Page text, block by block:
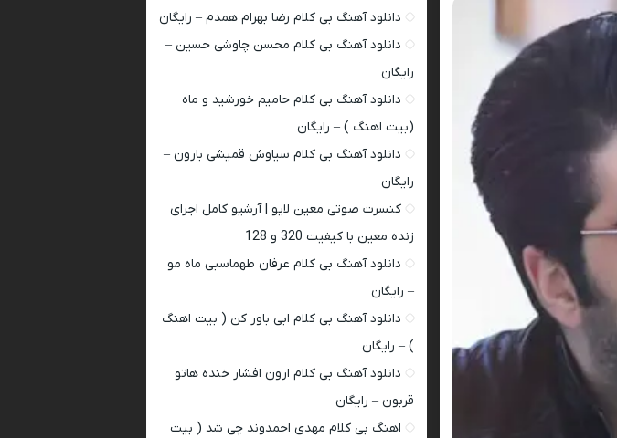
دانلود آهنگ بی کلام رضا بهرام همدم – رایگان
دانلود آهنگ بی کلام محسن چاوشی حسین –
رایگان
دانلود آهنگ بی کلام حامیم خورشید و ماه
(بیت اهنگ ) – رایگان
دانلود آهنگ بی کلام سیاوش قمیشی بارون –
رایگان
کنسرت صوتی معین لایو | آرشیو کامل اجرای
زنده معین با کیفیت 320 و 128
دانلود آهنگ بی کلام عرفان طهماسبی ماه مو
– رایگان
دانلود آهنگ بی کلام ابی باور کن ( بیت اهنگ
) – رایگان
دانلود آهنگ بی کلام ارون افشار خنده هاتو
قربون – رایگان
اهنگ بی کلام مهدی احمدوند چی شد ( بیت